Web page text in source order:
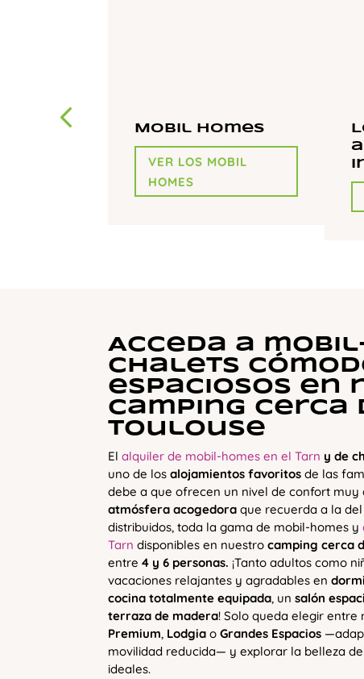
Mobil homes
VER LOS MOBIL
HOMES
Acceda a
chalets
espaciosos en
camping cerca
Toulouse
Elalquiler de mobil-homes en el Tarn y de
uno de losalojamientos favoritos de las
debe a que ofrecen un nivel de confort muy
atmósfera acogedora que recuerda a la
distribuidos, toda la gama de mobil-homes y
Tarn disponibles en nuestrocamping cerca
entre4 y 6 personas. ¡Tanto adultos como
vacaciones relajantes y agradables en
cocina totalmente equipada, unsalón
terraza de madera! Solo queda elegir entre
Premium, Lodgia oGrandes Espacios
movilidad reducida— y explorar la belleza
ideales.